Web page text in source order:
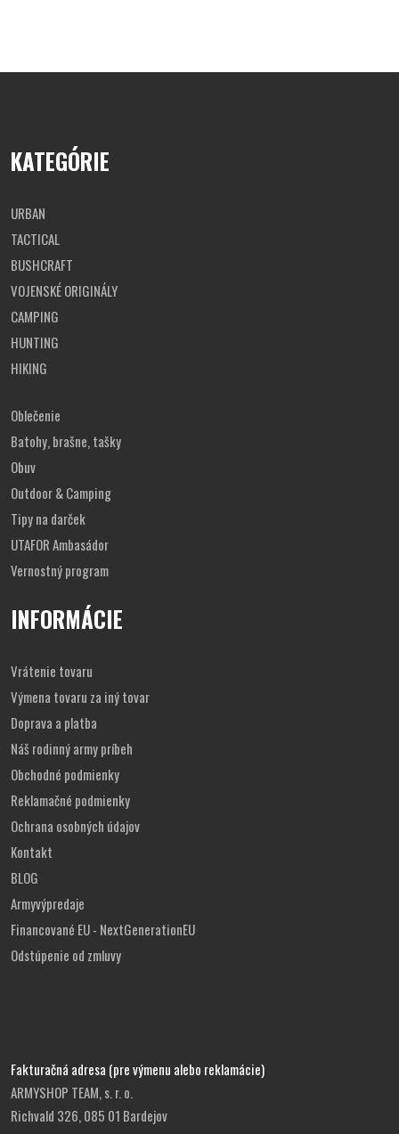
KATEGÓRIE
URBAN
TACTICAL
BUSHCRAFT
VOJENSKÉ ORIGINÁLY
CAMPING
HUNTING
HIKING
Oblečenie
Batohy, brašne, tašky
Obuv
Outdoor & Camping
Tipy na darček
UTAFOR Ambasádor
Vernostný program
INFORMÁCIE
Vrátenie tovaru
Výmena tovaru za iný tovar
Doprava a platba
Náš rodinný army príbeh
Obchodné podmienky
Reklamačné podmienky
Ochrana osobných údajov
Kontakt
BLOG
Armyvýpredaje
Financované EU - NextGenerationEU
Odstúpenie od zmluvy
Fakturačná adresa (pre výmenu alebo reklamácie)
ARMYSHOP TEAM, s. r. o.
Richvald 326, 085 01 Bardejov